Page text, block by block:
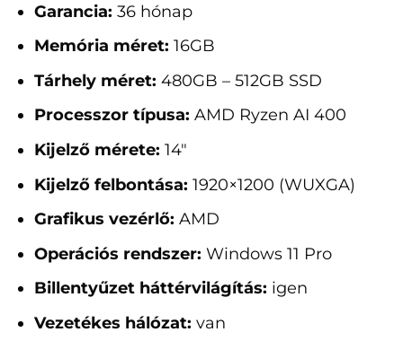
Garancia: 36 hónap
Memória méret: 16GB
Tárhely méret: 480GB – 512GB SSD
Processzor típusa: AMD Ryzen AI 400
Kijelző mérete: 14"
Kijelző felbontása: 1920×1200 (WUXGA)
Grafikus vezérlő: AMD
Operációs rendszer: Windows 11 Pro
Billentyűzet háttérvilágítás: igen
Vezetékes hálózat: van